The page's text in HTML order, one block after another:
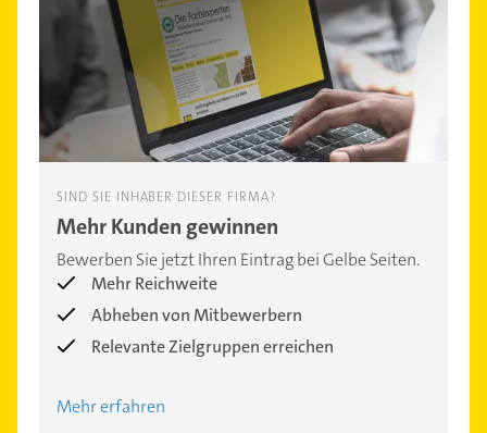
SIND SIE INHABER DIESER FIRMA?
Mehr Kunden gewinnen
Bewerben Sie jetzt Ihren Eintrag bei Gelbe Seiten.
Mehr Reichweite
Abheben von Mitbewerbern
Relevante Zielgruppen erreichen
Mehr erfahren